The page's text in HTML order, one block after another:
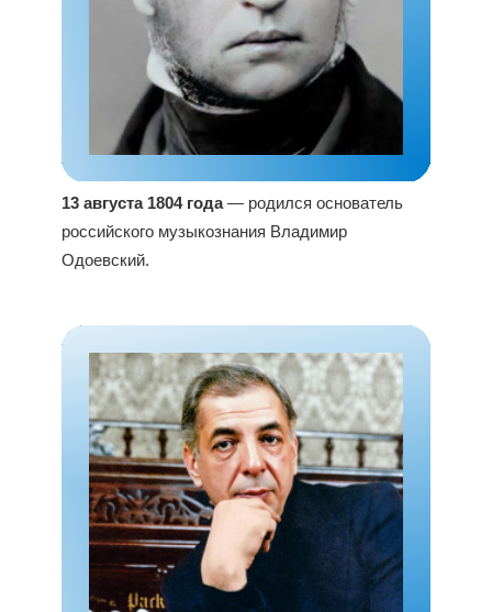
13 августа 1804 года— родился основатель
российского музыкознания Владимир
Одоевский.